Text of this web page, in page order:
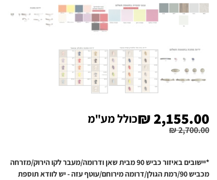
₪2,700.00
₪ 2,155.00 כולל מע"מ
*יישובים באיזור כביש 90 מבית שאן ודרומה/מעבר לקו הירוק/מזרחה
מכביש 90/רמת הגולן/דרומה מירוחם/עוטף עזה - יש לוודא תוספת